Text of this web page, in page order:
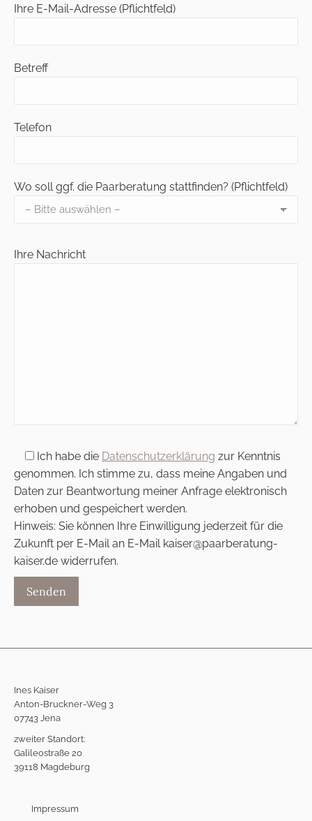
Ihre E-Mail-Adresse (Pflichtfeld)
Betreff
Telefon
Wo soll ggf. die Paarberatung stattfinden? (Pflichtfeld)
Bitte
Ihre Nachricht
Bitte
dieses
Feld
leer.
Ich habe die Datenschutzerklärung zur Kenntnis
genommen. Ich stimme zu, dass meine Angaben und
Daten zur Beantwortung meiner Anfrage elektronisch
erhoben und gespeichert werden.
Hinweis: Sie können Ihre Einwilligung jederzeit für die
Zukunft per E-Mail an E-Mail kaiser@paarberatung-
kaiser.de widerrufen.
Ines Kaiser
Anton-Bruckner-Weg 3
07743 Jena
zweiter Standort:
Galileostraße 20
39118 Magdeburg
Impressum